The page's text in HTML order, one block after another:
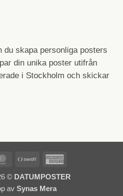
du skapa personliga posters
din unika poster utifrån
i Stockholm och skickar
MasterCardSwish
© DATUMPOSTER
av Synas Mera